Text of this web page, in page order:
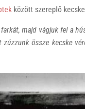
között szereplő
majd vágjuk fel a
össze kecske